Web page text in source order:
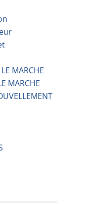
MARCHE
MARCHE